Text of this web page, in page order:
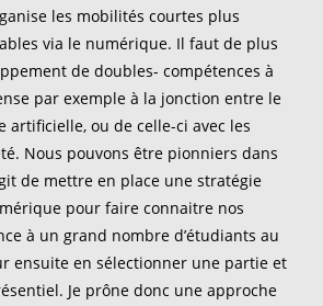
les mobilités courtes plus
via le numérique. Il faut de plus
de doubles- compétences à
par exemple à la jonction entre le
artificielle, ou de celle-ci avec les
Nous pouvons être pionniers dans
de mettre en place une stratégie
pour faire connaitre nos
à un grand nombre d’étudiants au
ensuite en sélectionner une partie et
Je prône donc une approche